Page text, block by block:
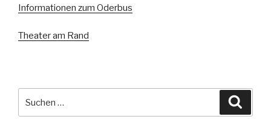
Informationen zum Oderbus
Theater am Rand
nach: